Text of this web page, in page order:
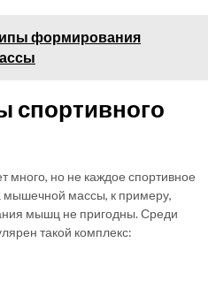
формирования
спортивного
много, но не каждое спортивное
мышечной массы, к примеру,
мышц не пригодны. Среди
такой комплекс: